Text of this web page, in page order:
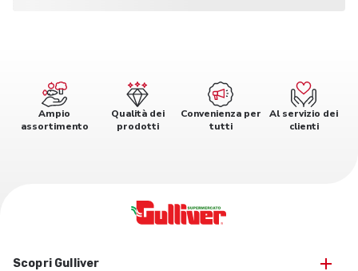
Ampio
assortimento
Qualità dei
prodotti
Convenienza per
tutti
Al servizio dei
clienti
Scopri Gulliver